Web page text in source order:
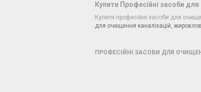
Купити Професійні засоби
Купити професійні засоби для
для очищення каналізацій,
ПРОФЕСІЙНІ ЗАСОБИ ДЛЯ